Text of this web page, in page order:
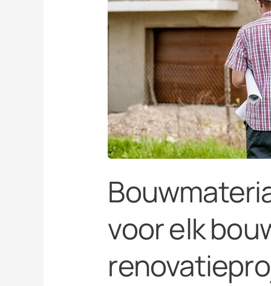
voor elk
renovatieproject